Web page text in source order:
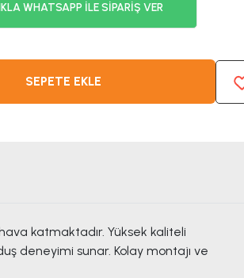
WHATSAPP İLE SİPARİŞ VER
SEPETE EKLE
katmaktadır. Yüksek kaliteli
deneyimi sunar. Kolay montajı ve